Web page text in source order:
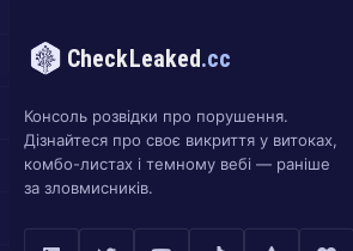
CheckLeaked.cc
Консоль розвідки про порушення.
Дізнайтеся про своє викриття у витоках,
комбо-листах і темному вебі — раніше
за зловмисників.